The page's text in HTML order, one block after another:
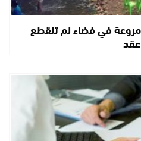
مروعة في فضاء لم تنقطع
عقد